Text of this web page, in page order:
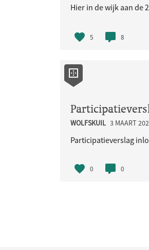
Hier in de wijk aan de
5 8
WOLFSKUIL 3 MAART
0 0